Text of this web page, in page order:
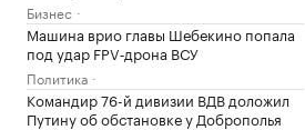
Бизнес
Машина врио главы Шебекино попала
под удар FPV‑дрона ВСУ
Политика
Командир 76-й дивизии ВДВ доложил
Путину об обстановке у Доброполья